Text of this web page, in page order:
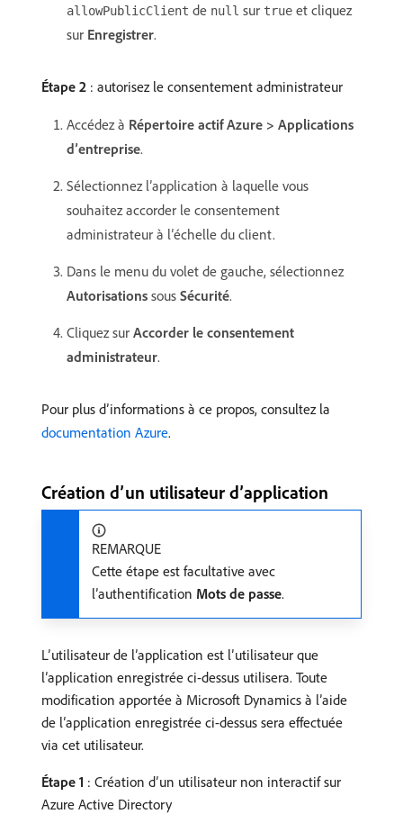
allowPublicClient de null sur true et cliquez
sur Enregistrer.
Étape 2 : autorisez le consentement administrateur
Accédez à Répertoire actif Azure > Applications
d’entreprise.
Sélectionnez l’application à laquelle vous
souhaitez accorder le consentement
administrateur à l’échelle du client.
Dans le menu du volet de gauche, sélectionnez
Autorisations sous Sécurité.
Cliquez sur Accorder le consentement
administrateur.
Pour plus d’informations à ce propos, consultez la
documentation Azure.
Création d’un utilisateur d’application
REMARQUE
Cette étape est facultative avec
l’authentification Mots de passe.
L’utilisateur de l’application est l’utilisateur que
l’application enregistrée ci-dessus utilisera. Toute
modification apportée à Microsoft Dynamics à l’aide
de l’application enregistrée ci-dessus sera effectuée
via cet utilisateur.
Étape 1 : Création d’un utilisateur non interactif sur
Azure Active Directory